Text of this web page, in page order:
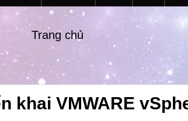
Trang chủ
khai VMWARE